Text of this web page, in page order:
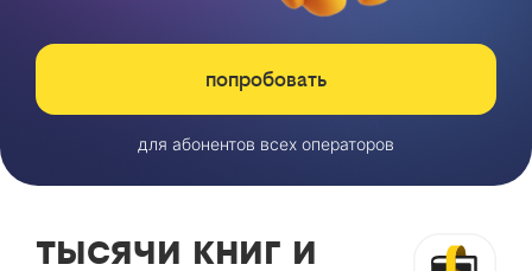
попробовать
для абонентов всех операторов
тысячи книг и